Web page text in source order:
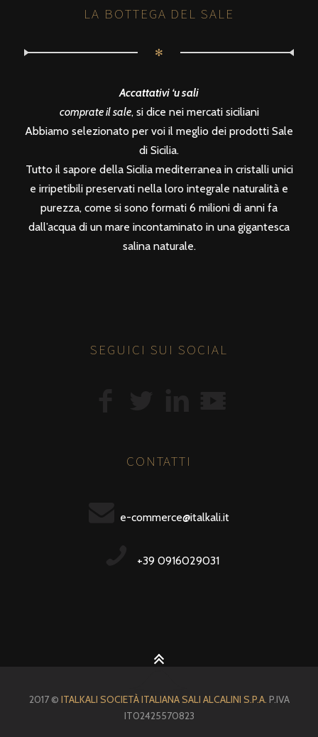
LA BOTTEGA DEL SALE
✻
Accattativi ‘u sali
comprate il sale, si dice nei mercati siciliani
Abbiamo selezionato per voi il meglio dei prodotti Sale
di Sicilia.
Tutto il sapore della Sicilia mediterranea in cristalli unici
e irripetibili preservati nella loro integrale naturalità e
purezza, come si sono formati 6 milioni di anni fa
dall’acqua di un mare incontaminato in una gigantesca
salina naturale.
SEGUICI SUI SOCIAL
CONTATTI
e-commerce@italkali.it
+39 0916029031
2017 © ITALKALI SOCIETÀ ITALIANA SALI ALCALINI S.P.A. P.IVA
IT02425570823